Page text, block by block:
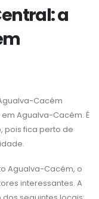
a
Cacém
Agualva-Cacém. É
pois fica perto de
Agualva-Cacém, o
interessantes. A